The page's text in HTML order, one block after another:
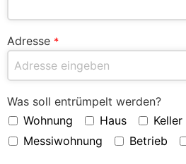
Adresse *
Was soll entrümpelt werden?
Wohnung
Haus Keller
Messiwohnung
Betrieb